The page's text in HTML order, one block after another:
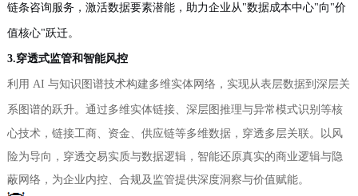
链条咨询服务，激活数据要素潜能，助力企业从 "数据成本中心"向"价
值核心"跃迁。
3.穿透式监管和智能风控
利用 AI 与知识图谱技术构建多维实体网络，实现从表层数据到深层关
系图谱的跃升。通过多维实体链接、深层图推理与异常模式识别 等核
心技术， 链接工商、资金、供应链等多维数据，穿透多层关联。
以风
险为导向 ，穿透交易实质与数据逻辑 ， 智能还原真实的商业逻辑与隐
蔽网络，为企业内控、合规及监管提供深度洞察与价值赋能。